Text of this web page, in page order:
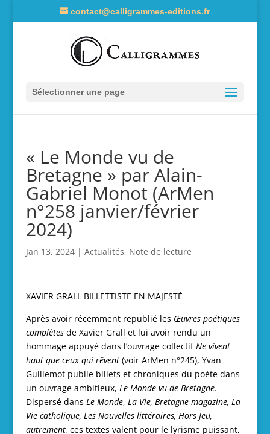
contact@calligrammes-editions.fr
Sélectionner une page
« Le Monde vu de
Bretagne » par Alain-
Gabriel Monot (ArMen
n°258 janvier/février
2024)
Jan 13, 2024| Actualités, Note de lecture
XAVIER GRALL BILLETTISTE EN MAJESTÉ
Après avoir récemment republié les Œuvres poétiques
complètes de Xavier Grall et lui avoir rendu un
hommage appuyé dans l’ouvrage collectifNe vivent
haut que ceux qui rêvent (voir ArMen n°245), Yvan
Guillemot publie billets et chroniques du poète dans
un ouvrage ambitieux, Le Monde vu de Bretagne.
Dispersé dans Le Monde, La Vie, Bretagne magazine, La
Vie catholique, LesNouvelles littéraires, Hors Jeu,
autrement, ces textes valent pour le lyrisme puissant,